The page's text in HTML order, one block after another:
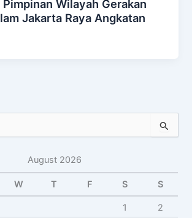
Wilayah Gerakan
Jakarta Raya Angkatan
August 2026
W T F S S
1
2